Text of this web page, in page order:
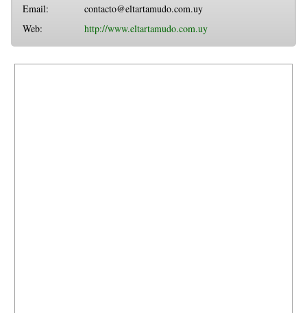
Email:
contacto@eltartamudo.com.uy
Web:
http://www.eltartamudo.com.uy